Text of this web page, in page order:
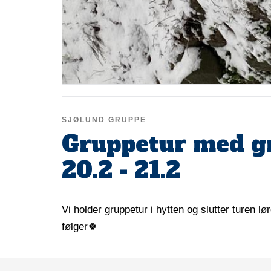
SJØLUND GRUPPE
Gruppetur med
20.2 - 21.2
Vi holder gruppetur i hytten og slutter turen
følger🍀